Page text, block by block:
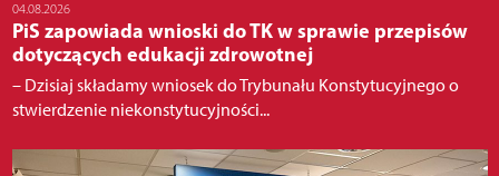
04.08.2026
PiS zapowiada wnioski do TK w sprawie przepisów
dotyczących edukacji zdrowotnej
– Dzisiaj składamy wniosek do Trybunału Konstytucyjnego o
stwierdzenie niekonstytucyjności...